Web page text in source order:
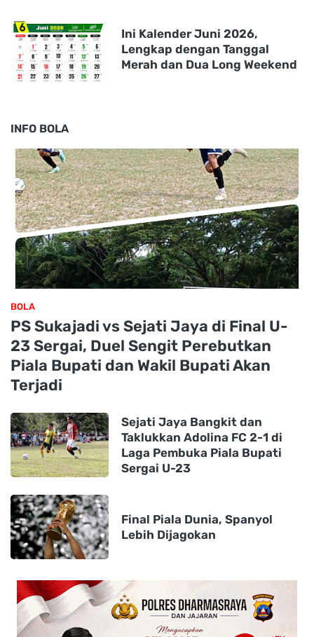
Ini Kalender Juni 2026,
Lengkap dengan Tanggal
Merah dan Dua Long Weekend
INFO BOLA
BOLA
PS Sukajadi vs Sejati Jaya di Final U-
23 Sergai, Duel Sengit Perebutkan
Piala Bupati dan Wakil Bupati Akan
Terjadi
Sejati Jaya Bangkit dan
Taklukkan Adolina FC 2-1 di
Laga Pembuka Piala Bupati
Sergai U-23
Final Piala Dunia, Spanyol
Lebih Dijagokan